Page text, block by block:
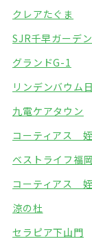
クレアたぐま
SJR千早ガーデン
グランドG-1
リンデンバウム
九電ケアタウン
コーティアス
ベストライフ福岡
コーティアス
涼の杜
セラピア下山門